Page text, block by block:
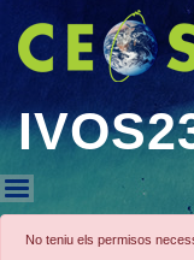
IVOS23-
No teniu els permisos